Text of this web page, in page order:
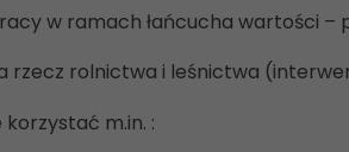
w ramach łańcucha wartości –
rzecz rolnictwa i leśnictwa
m.in. :